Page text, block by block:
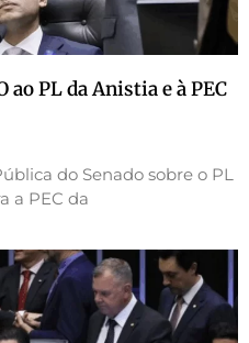
ao PL da Anistia e à PEC
do Senado sobre o PL
a PEC da